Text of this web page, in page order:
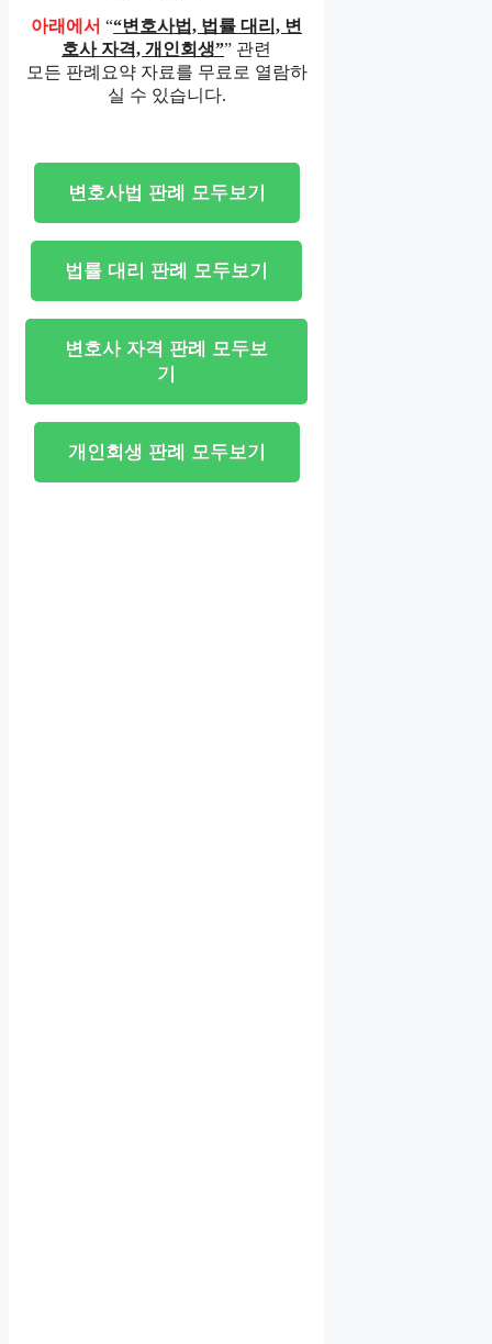
아래에서 ““변호사법, 법률 대리, 변
호사 자격, 개인회생”” 관련
모든 판례요약 자료를 무료로 열람하
실 수 있습니다.
변호사법 판례 모두보기
법률 대리 판례 모두보기
변호사 자격 판례 모두보
기
개인회생 판례 모두보기